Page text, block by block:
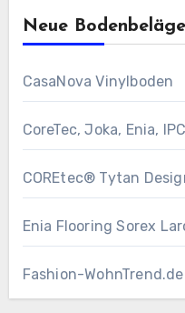
Neue Bodenbeläge
CasaNova Vinylboden
CoreTec, Joka, Enia,
COREtec® Tytan
Enia Flooring Sorex
Fashion-WohnTrend.de